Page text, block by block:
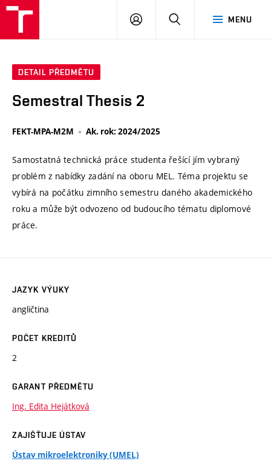
MENU
PŘIHLÁSIT
DETAIL PŘEDMĚTU
Semestral Thesis 2
FEKT-MPA-M2M Ak. rok: 2024/2025
Samostatná technická práce studenta řešící jím vybraný
problém z nabídky zadání na oboru MEL. Téma projektu se
vybírá na počátku zimního semestru daného akademického
roku a může být odvozeno od budoucího tématu diplomové
práce.
JAZYK VÝUKY
angličtina
POČET KREDITŮ
2
GARANT PŘEDMĚTU
Ing. Edita Hejátková
ZAJIŠŤUJE ÚSTAV
Ústav mikroelektroniky (UMEL)